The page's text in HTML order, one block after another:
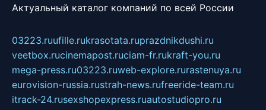
Актуальный каталог компаний по всей России
03223.ruufille.rukrasotata.ruprazdnikdushi.ru
veetbox.rucinemapost.ruciam-fr.rukraft-you.ru
mega-press.ru03223.ruweb-explore.rurastenuya.ru
eurovision-russia.rustrah-news.rufreeride-team.ru
itrack-24.rusexshopexpress.ruautostudiopro.ru